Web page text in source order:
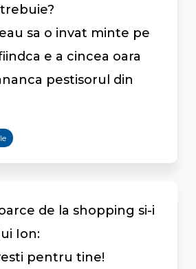
sa o invat minte pe
e a cincea oara
pestisorul din
de la shopping si-i
Ion:
pentru tine!